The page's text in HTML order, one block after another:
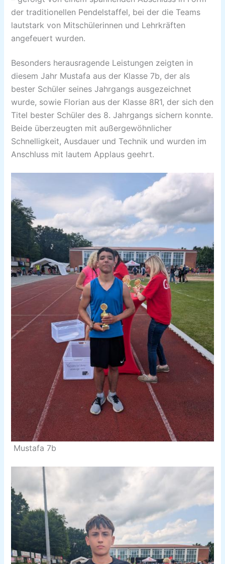
der traditionellen Pendelstaffel, bei der die Teams
lautstark von Mitschülerinnen und Lehrkräften
angefeuert wurden.
Besonders herausragende Leistungen zeigten in
diesem Jahr Mustafa aus der Klasse 7b, der als
bester Schüler seines Jahrgangs ausgezeichnet
wurde, sowie Florian aus der Klasse 8R1, der sich den
Titel bester Schüler des 8. Jahrgangs sichern konnte.
Beide überzeugten mit außergewöhnlicher
Schnelligkeit, Ausdauer und Technik und wurden im
Anschluss mit lautem Applaus geehrt.
Mustafa 7b